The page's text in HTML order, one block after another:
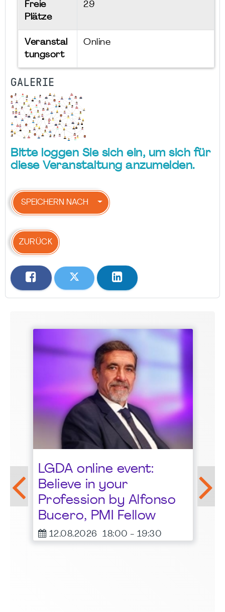
Freie
Plätze
29
Veranstal
tungsort
Online
GALERIE
Bitte loggen Sie sich ein, um sich für
diese Veranstaltung anzumelden.
SPEICHERN NACH
ZURÜCK
LGDA online event:
Believe in your
Profession by Alfonso
Bucero, PMI Fellow
12.08.2026 18:00 - 19:30